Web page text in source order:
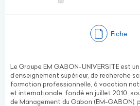
Fiche
Le Groupe EM GABON-UNIVERSITE est
d’enseignement supérieur, de recherche
formation professionnelle, à vocation
et internationale, fondé en juillet 2010,
de Management du Gabon (EM-GABON),